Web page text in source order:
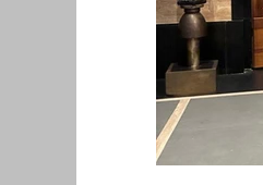
Relazioni